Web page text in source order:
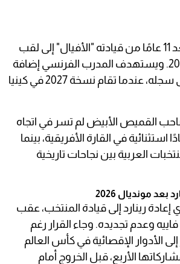
وتأتي عودة رينارد بعد 11 عامًا من قيادته "الأفيال" إلى لقب
كأس أمم أفريقيا 2015. ويستهدف المدرب الفرنسي إضافة
بطولة قارية ثالثة إلى سجله، عندما تقام نسخة 2027 في كينيا
القميص الأبيض لم تسر في اتجاه
في القارة الأفريقية، بينما
العربية بين نجاحات تاريخية
مونديال 2026
إعادة رينارد إلى قيادة المنتخب، عقب
وعدم تجديده. وجاء القرار رغم
الأدوار الإقصائية في كأس العالم
الأربع، قبل الخروج أمام